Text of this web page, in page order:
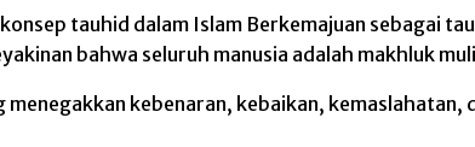
tauhid dalam Islam Berkemajuan sebagai
bahwa seluruh manusia adalah makhluk
kebenaran, kebaikan,